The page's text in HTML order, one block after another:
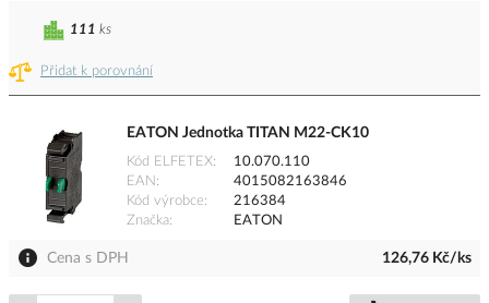
Přidat k porovnání
111 ks
EATON Jednotka TITAN M22-CK10
Kód ELFETEX
10.070.110
EAN
4015082163846
Kód výrobce
216384
Značka
EATON
Cena s DPH 126,76 Kč/ks